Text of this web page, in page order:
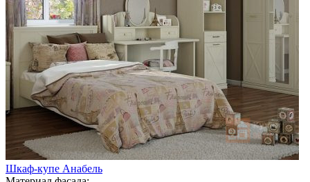
Шкаф-купе Анабель